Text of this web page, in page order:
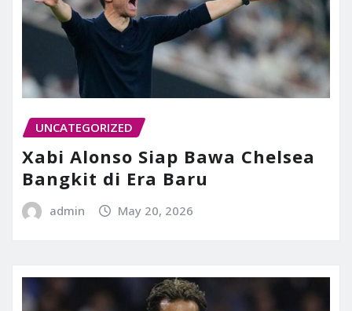
UNCATEGORIZED
Xabi Alonso Siap Bawa Chelsea
Bangkit di Era Baru
admin May 20, 2026